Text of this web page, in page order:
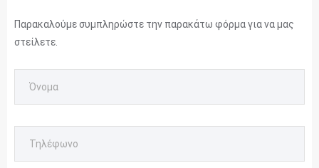
Παρακαλούμε συμπληρώστε την παρακάτω φόρμα για να μας
στείλετε.